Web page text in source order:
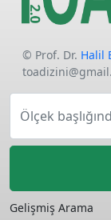
© Prof. Dr. Halil
Ölçek
Gelişmiş Arama